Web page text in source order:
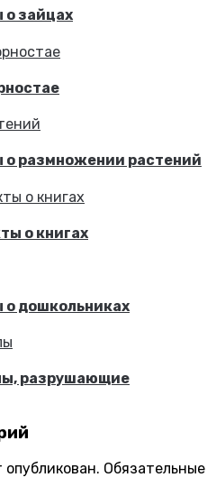
о зайцах
о размножении растений
о книгах
дошкольниках
разрушающие
Обязательные